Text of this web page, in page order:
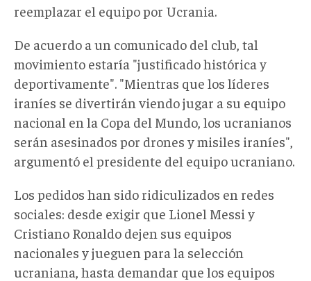
reemplazar el equipo por Ucrania.
De acuerdo a un comunicado del club, tal
movimiento estaría "justificado histórica y
deportivamente". "Mientras que los líderes
iraníes se divertirán viendo jugar a su equipo
nacional en la Copa del Mundo, los ucranianos
serán asesinados por drones y misiles iraníes",
argumentó el presidente del equipo ucraniano.
Los pedidos han sido ridiculizados en redes
sociales: desde exigir que Lionel Messi y
Cristiano Ronaldo dejen sus equipos
nacionales y jueguen para la selección
ucraniana, hasta demandar que los equipos